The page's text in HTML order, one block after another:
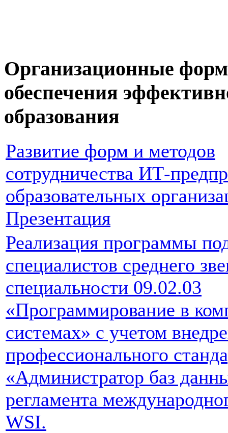
Организационные
обеспечения
образования
Развитие форм и методов
сотрудничества ИТ-
образовательных
Презентация
Реализация программы
специалистов среднего
специальности 09.02.03
«Программирование в
системах» с учетом
профессионального
«Администратор баз
регламента
WSI.